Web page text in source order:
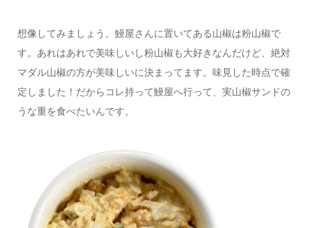
想像してみましょう。鰻屋さんに置いてある山椒は粉山椒で
す。あれはあれで美味しいし粉山椒も大好きなんだけど、絶対
マダル山椒の方が美味しいに決まってます。味見した時点で確
定しました！だからコレ持って鰻屋へ行って、実山椒サンドの
うな重を食べたいんです。